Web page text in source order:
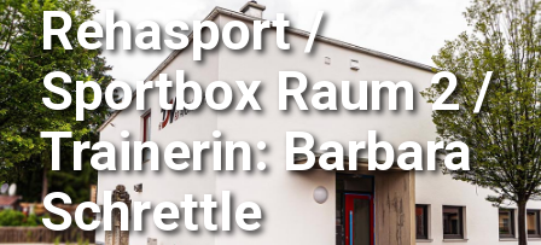
Rehasport /
Sportbox Raum 2 /
Trainerin: Barbara
Schrettle